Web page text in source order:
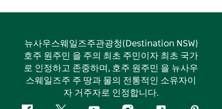
뉴사우스웨일즈주관광청(Destination NSW)
호주 원주민 을 주의 최초 주민이자 최초 국가
로 인정하고 존중하며, 호주 원주민 을 뉴사우
스웨일즈주 주 땅과 물의 전통적인 소유자이
자 거주자로 인정합니다.